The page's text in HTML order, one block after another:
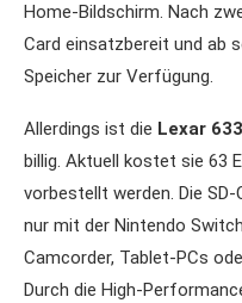
Home-Bildschirm. Nach
Card einsatzbereit und ab
Speicher zur Verfügung.
Allerdings ist die Lexar
billig. Aktuell kostet sie 63
vorbestellt werden. Die
nur mit der Nintendo
Camcorder, Tablet-PCs
Durch die High-